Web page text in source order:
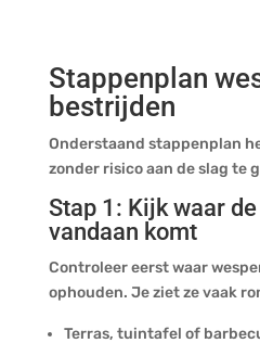
Stappenplan
bestrijden
Onderstaand stappenplan
zonder risico aan de slag te
Stap 1: Kijk waar
vandaan komt
Controleer eerst waar
ophouden. Je ziet ze vaak
Terras, tuintafel of